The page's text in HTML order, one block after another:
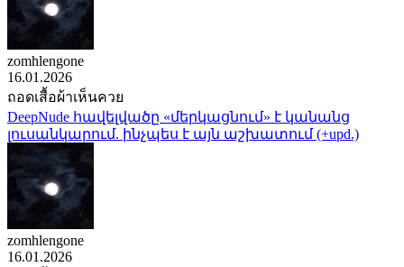
zomhlengone
16.01.2026
ถอดเสื้อผ้าเห็นควย
DeepNude հավելվածը «մերկացնում» է կանանց
լուսանկարում. ինչպես է այն աշխատում (+upd.)
zomhlengone
16.01.2026